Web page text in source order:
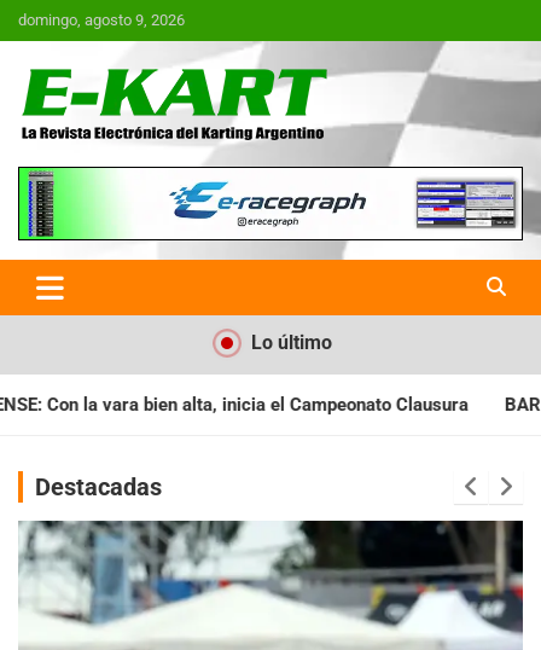
Saltar
al
domingo, agosto 9, 2026
E-Kart.com.ar | La Revista
Electrónica del Karting en
Argentina
Lo último
el Campeonato Clausura BARILOCHENSE: Preparan una
Destacadas